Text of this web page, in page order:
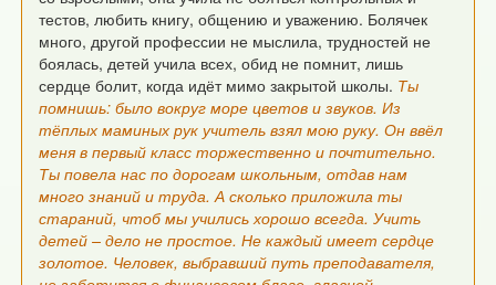
тестов,любить книгу, общению и уважению. Болячек
много,другой профессии не мыслила, трудностей не
боялась,детей учила всех, обид не помнит, лишь
сердце болит, когда идёт мимо закрытой школы. Ты
помнишь: было вокруг море цветов и звуков. Из
тёплых маминых рук учитель взял мою руку. Он ввёл
меня в первый класс торжественно и почтительно.
Ты повела нас по дорогам школьным, отдав нам
много знаний и труда. А сколько приложила ты
стараний, чтоб мы учились хорошо всегда. Учить
детей – дело не простое. Не каждый имеет сердце
золотое. Человек, выбравший путь преподавателя,